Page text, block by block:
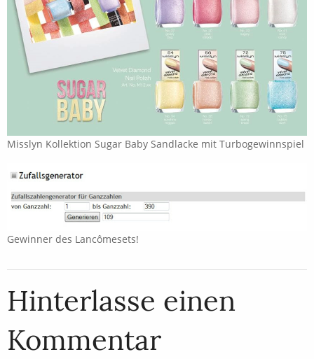
Misslyn Kollektion Sugar Baby Sandlacke mit Turbogewinnspiel
Gewinner des Lancômesets!
Hinterlasse einen
Kommentar